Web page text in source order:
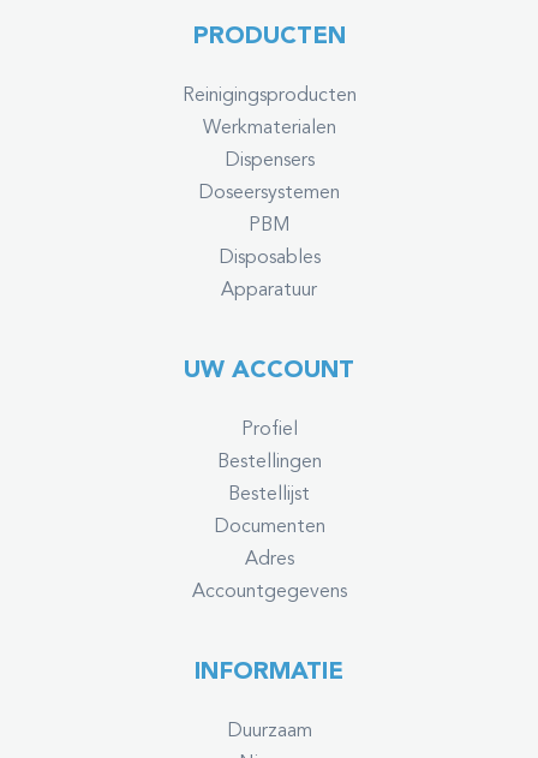
PRODUCTEN
Reinigingsproducten
Werkmaterialen
Dispensers
Doseersystemen
PBM
Disposables
Apparatuur
UW ACCOUNT
Profiel
Bestellingen
Bestellijst
Documenten
Adres
Accountgegevens
INFORMATIE
Duurzaam